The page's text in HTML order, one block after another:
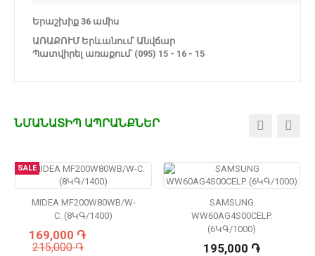
Երաշխիք 36 ամիս
ԱՌԱՔՈՒՄ Երևանում՝ Անվճար
Պատվիրել առաքում՝ (095) 15 - 16 - 15
ՆՄԱՆԱՏԻՊ ԱՊՐԱՆՔՆԵՐ
SALE
MIDEA MF200W80WB/W-
C. (8ԿԳ/1400)
169,000 ֏
215,000 ֏
SAMSUNG
WW60AG4S00CELP.
(6ԿԳ/1000)
195,000 ֏